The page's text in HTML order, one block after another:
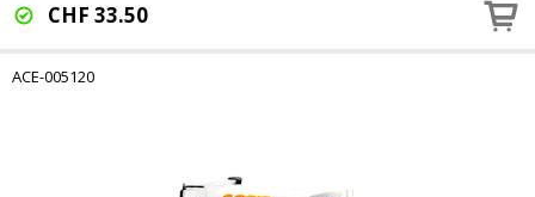
CHF 33.50
ACE-005120